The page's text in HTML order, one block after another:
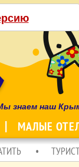
знаем наш
МАЛЫЕ